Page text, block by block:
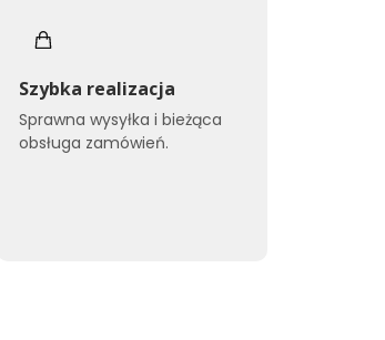
Szybka realizacja
Sprawna wysyłka i bieżąca
obsługa zamówień.